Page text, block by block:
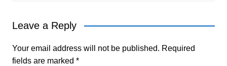
Leave a Reply
Your email address will not be published. Required
fields are marked *